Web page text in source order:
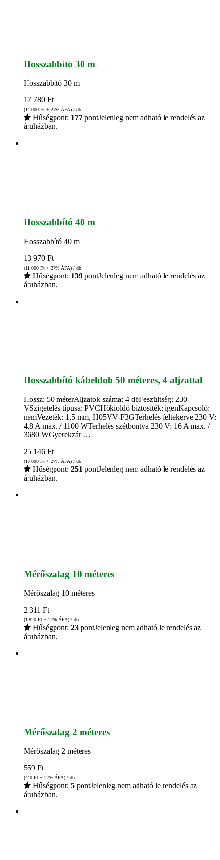
Hosszabbító 30 m
Hosszabbító 30 m
17 780 Ft
(14 000 Ft + 27% ÁFA) / db
Hűségpont: 177 pontJelenleg nem adható le rendelés az
áruházban.
Hosszabbító 40 m
Hosszabbító 40 m
13 970 Ft
(11 000 Ft + 27% ÁFA) / db
Hűségpont: 139 pontJelenleg nem adható le rendelés az
áruházban.
Hosszabbító kábeldob 50 méteres, 4 aljzattal
Hossz: 50 méterAljzatok száma: 4 dbFeszültség: 230
VSzigetelés típusa: PVCHőkioldó biztosíték: igenKapcsoló:
nemVezeték: 1,5 mm, H05VV-F3GTerhelés feltekerve 230 V:
4,8 A max. / 1100 WTerhelés szétbontva 230 V: 16 A max. /
3680 WGyerekzár:…
25 146 Ft
(19 800 Ft + 27% ÁFA) / db
Hűségpont: 251 pontJelenleg nem adható le rendelés az
áruházban.
Mérőszalag 10 méteres
Mérőszalag 10 méteres
2 311 Ft
(1 820 Ft + 27% ÁFA) / db
Hűségpont: 23 pontJelenleg nem adható le rendelés az
áruházban.
Mérőszalag 2 méteres
Mérőszalag 2 méteres
559 Ft
(440 Ft + 27% ÁFA) / db
Hűségpont: 5 pontJelenleg nem adható le rendelés az
áruházban.